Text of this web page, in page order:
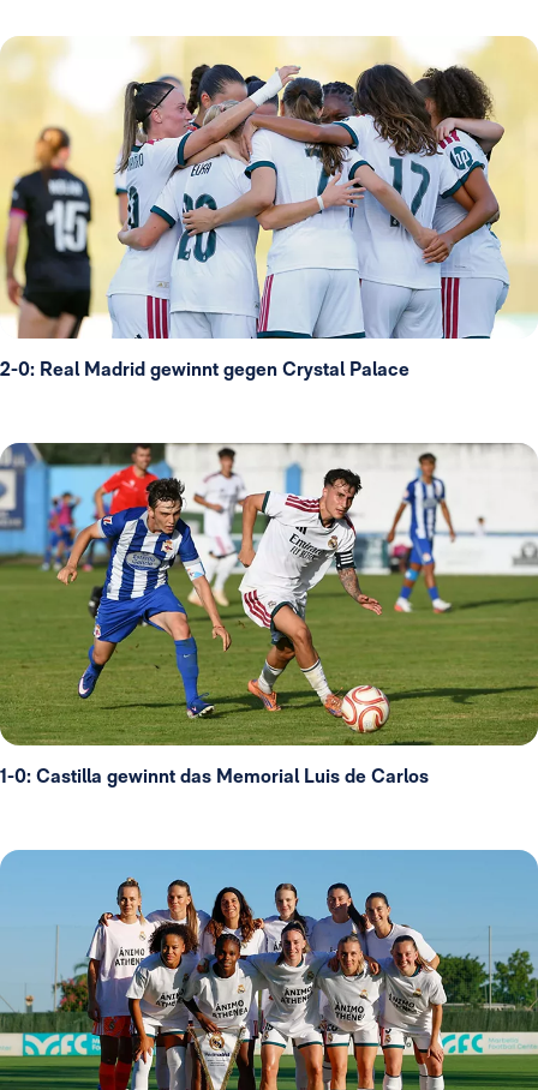
2-0: Real Madrid gewinnt gegen Crystal Palace
1-0: Castilla gewinnt das Memorial Luis de Carlos